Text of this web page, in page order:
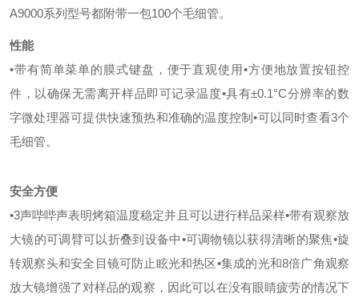
A9000系列型号都附带一包100个毛细管。
性能
•带有简单菜单的膜式键盘，便于直观使用•方便地放置按钮控
件，以确保无需离开样品即可记录温度•具有±0.1°C分辨率的数
字微处理器可提供快速预热和准确的温度控制•可以同时查看3个
毛细管。
安全方便
•3声哔哔声表明烤箱温度稳定并且可以进行样品采样•带有观察放
大镜的可调臂可以折叠到设备中•可调物镜以获得清晰的聚焦•旋
转观察头和安全目镜可防止眩光和热区•集成的光和8倍广角观察
放大镜增强了对样品的观察，因此可以在没有眼睛疲劳的情况下